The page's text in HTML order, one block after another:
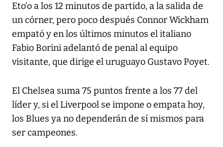
Eto’o a los 12 minutos de partido, a la salida de
un córner, pero poco después Connor Wickham
empató y en los últimos minutos el italiano
Fabio Borini adelantó de penal al equipo
visitante, que dirige el uruguayo Gustavo Poyet.
El Chelsea suma 75 puntos frente a los 77 del
líder y, si el Liverpool se impone o empata hoy,
los Blues ya no dependerán de sí mismos para
ser campeones.